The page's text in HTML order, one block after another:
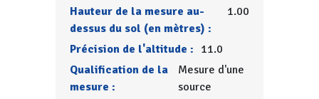
Hauteur de la mesure au-
dessus du sol (en mètres) :
1.00
Précision de l'altitude : 11.0
Qualification de la
mesure :
Mesure d'une
source